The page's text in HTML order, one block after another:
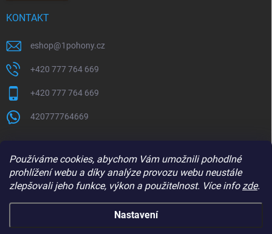
Používáme cookies, abychom Vám umožnili pohodlné
prohlížení webu a díky analýze provozu webu neustále
zlepšovali jeho funkce, výkon a použitelnost. Více infozde.
Nastavení
KONTAKT
eshop@1pohony.cz
+420 777 764 669
+420 777 764 669
420777764669